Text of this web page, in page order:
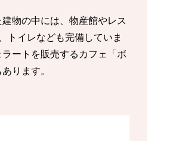
物の中には、物産館やレス
トイレなども完備していま
ートを販売するカフェ「ボ
ります。